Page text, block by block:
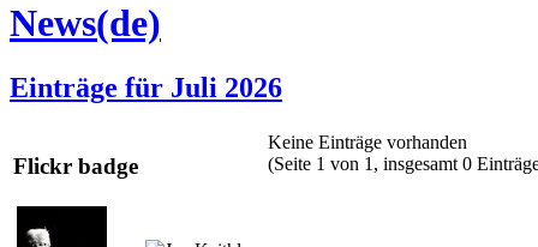
News(de)
Einträge für Juli 2026
Flickr badge
Keine Einträge vorhanden
(Seite 1 von 1, insgesamt 0